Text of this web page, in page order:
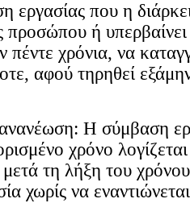
που η
ή υπερβαίνει
πέντε χρόνια, να
αφού τηρηθεί
Η σύμβαση
χρόνο
τη λήξη του
χωρίς να